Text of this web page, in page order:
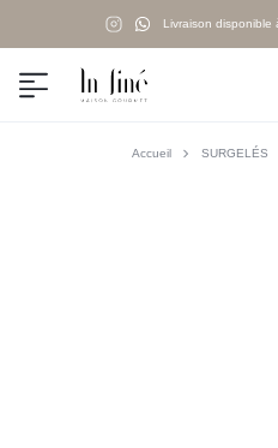
Livraison disponible
Accueil SURGELÉS